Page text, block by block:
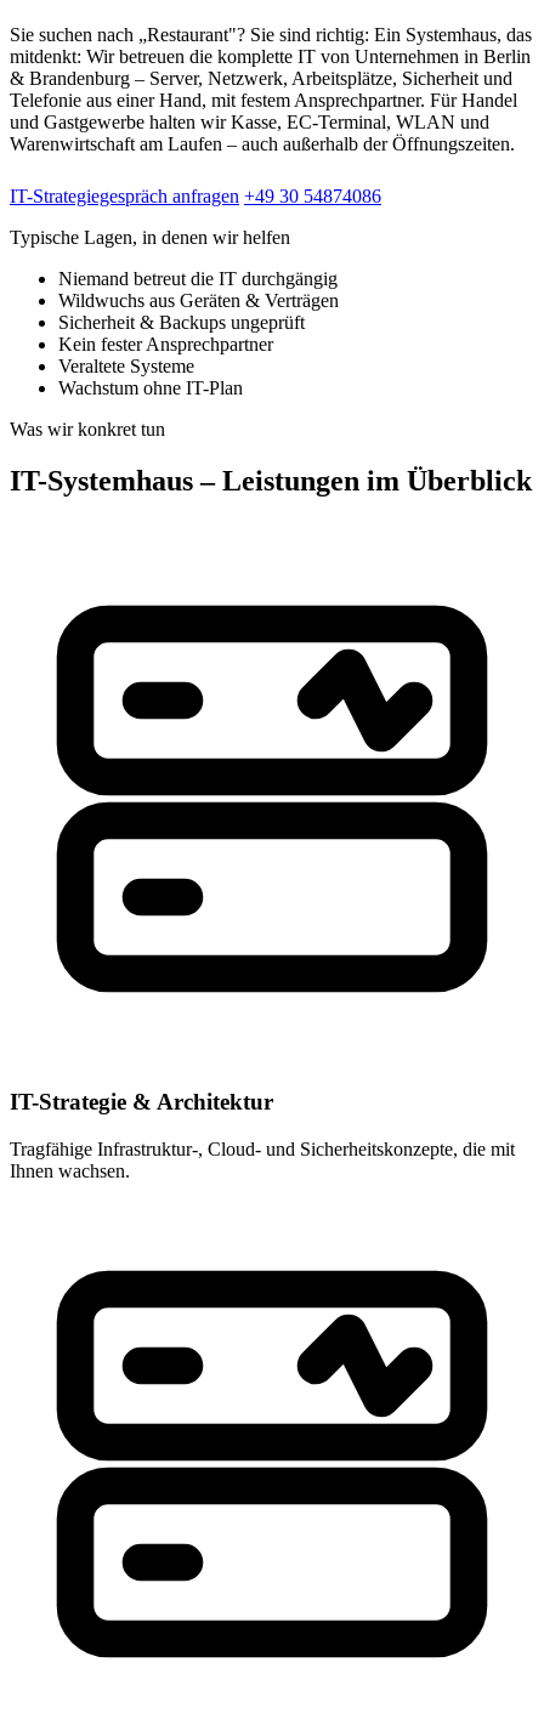
Sie suchen nach „Restaurant"? Sie sind richtig: Ein Systemhaus, das
mitdenkt: Wir betreuen die komplette IT von Unternehmen in Berlin
& Brandenburg – Server, Netzwerk, Arbeitsplätze, Sicherheit und
Telefonie aus einer Hand, mit festem Ansprechpartner. Für Handel
und Gastgewerbe halten wir Kasse, EC-Terminal, WLAN und
Warenwirtschaft am Laufen – auch außerhalb der Öffnungszeiten.
IT-Strategiegespräch anfragen +49 30 54874086
Typische Lagen, in denen wir helfen
Niemand betreut die IT durchgängig
Wildwuchs aus Geräten & Verträgen
Sicherheit & Backups ungeprüft
Kein fester Ansprechpartner
Veraltete Systeme
Wachstum ohne IT-Plan
Was wir konkret tun
IT-Systemhaus – Leistungen im Überblick
IT-Strategie & Architektur
Tragfähige Infrastruktur-, Cloud- und Sicherheitskonzepte, die mit
Ihnen wachsen.